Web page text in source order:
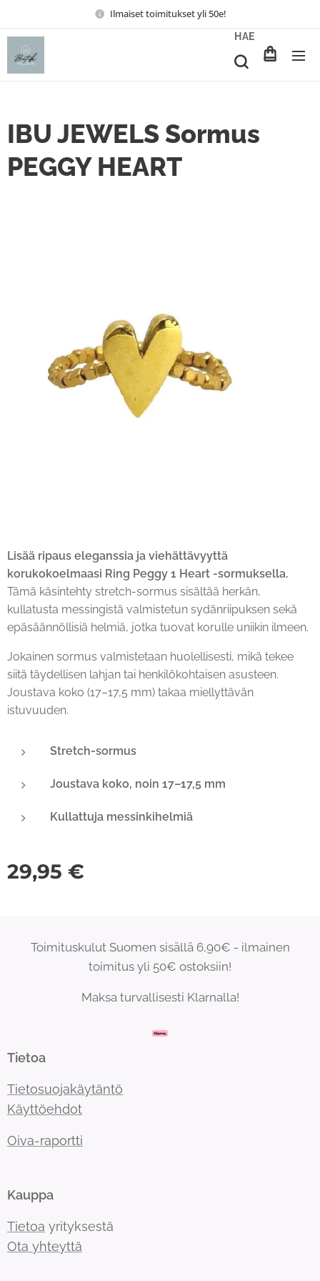
Ilmaiset toimitukset yli 50e!
HAE
IBU JEWELS Sormus
PEGGY HEART
Lisää ripaus eleganssia ja viehättävyyttä
korukokoelmaasi Ring Peggy 1 Heart -sormuksella.
Tämä käsintehty stretch-sormus sisältää herkän,
kullatusta messingistä valmistetun sydänriipuksen sekä
epäsäännöllisiä helmiä, jotka tuovat korulle uniikin ilmeen.
Jokainen sormus valmistetaan huolellisesti, mikä tekee
siitä täydellisen lahjan tai henkilökohtaisen asusteen.
Joustava koko (17–17,5 mm) takaa miellyttävän
istuvuuden.
Stretch-sormus
Joustava koko, noin 17–17,5 mm
Kullattuja messinkihelmiä
29,95 €
Toimituskulut Suomen sisällä 6,90€ - ilmainen
toimitus yli 50€ ostoksiin!
Maksa turvallisesti Klarnalla!
Tietoa
Tietosuojakäytäntö
Käyttöehdot
Oiva-raportti
Kauppa
Tietoa yrityksestä
Ota yhteyttä